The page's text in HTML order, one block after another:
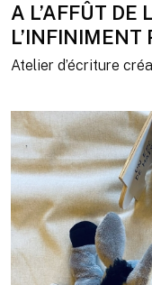
A L’AFFÛT DE
L’INFINIMENT
Atelier d’écriture